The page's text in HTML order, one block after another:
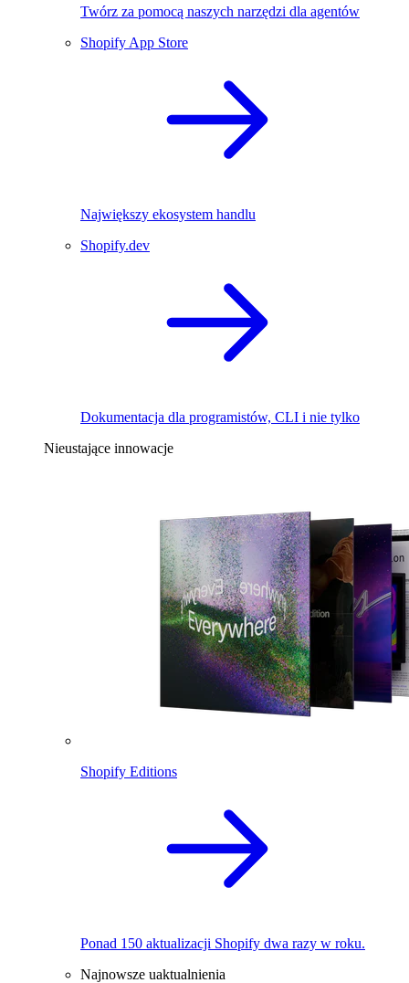
Twórz za pomocą naszych narzędzi dla agentów
Shopify App Store
Największy ekosystem handlu
Shopify.dev
Dokumentacja dla programistów, CLI i nie tylko
Nieustające innowacje
Shopify Editions
Ponad 150 aktualizacji Shopify dwa razy w roku.
Najnowsze uaktualnienia